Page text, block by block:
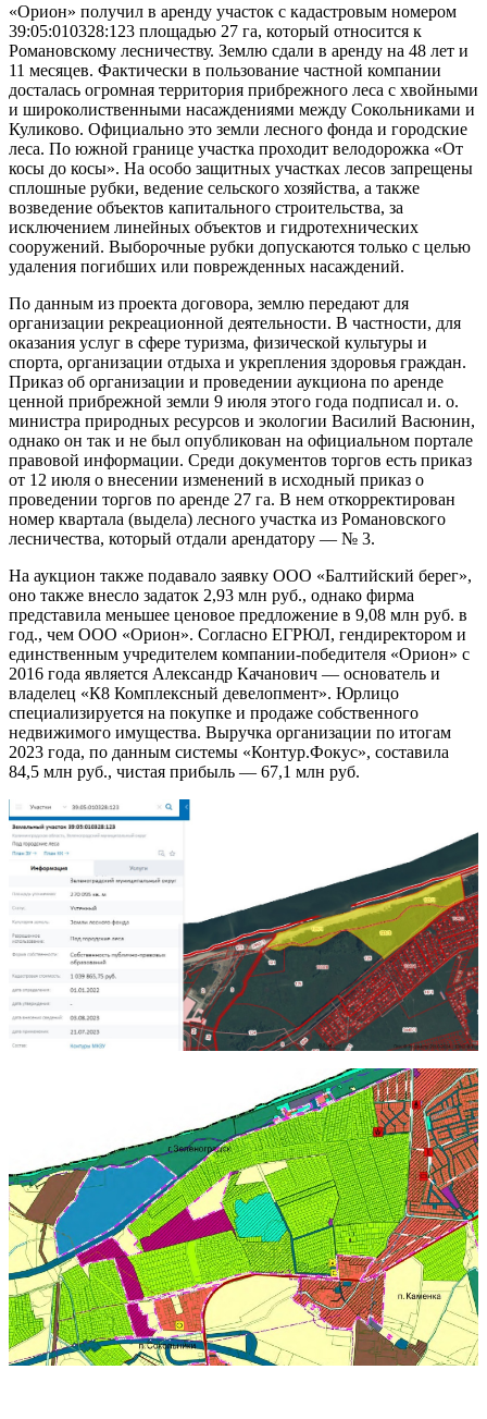
«Орион» получил в аренду участок с кадастровым номером
39:05:010328:123 площадью 27 га, который относится к
Романовскому лесничеству. Землю сдали в аренду на 48 лет и
11 месяцев. Фактически в пользование частной компании
досталась огромная территория прибрежного леса с хвойными
и широколиственными насаждениями между Сокольниками и
Куликово. Официально это земли лесного фонда и городские
леса. По южной границе участка проходит велодорожка «От
косы до косы». На особо защитных участках лесов запрещены
сплошные рубки, ведение сельского хозяйства, а также
возведение объектов капитального строительства, за
исключением линейных объектов и гидротехнических
сооружений. Выборочные рубки допускаются только с целью
удаления погибших или поврежденных насаждений.
По данным из проекта договора, землю передают для
организации рекреационной деятельности. В частности, для
оказания услуг в сфере туризма, физической культуры и
спорта, организации отдыха и укрепления здоровья граждан.
Приказ об организации и проведении аукциона по аренде
ценной прибрежной земли 9 июля этого года подписал и. о.
министра природных ресурсов и экологии Василий Васюнин,
однако он так и не был опубликован на официальном портале
правовой информации. Среди документов торгов есть приказ
от 12 июля о внесении изменений в исходный приказ о
проведении торгов по аренде 27 га. В нем откорректирован
номер квартала (выдела) лесного участка из Романовского
лесничества, который отдали арендатору — № 3.
На аукцион также подавало заявку ООО «Балтийский берег»,
оно также внесло задаток 2,93 млн руб., однако фирма
представила меньшее ценовое предложение в 9,08 млн руб. в
год., чем ООО «Орион». Согласно ЕГРЮЛ, гендиректором и
единственным учредителем компании-победителя «Орион» с
2016 года является Александр Качанович — основатель и
владелец «К8 Комплексный девелопмент». Юрлицо
специализируется на покупке и продаже собственного
недвижимого имущества. Выручка организации по итогам
2023 года, по данным системы «Контур.Фокус», составила
84,5 млн руб., чистая прибыль — 67,1 млн руб.